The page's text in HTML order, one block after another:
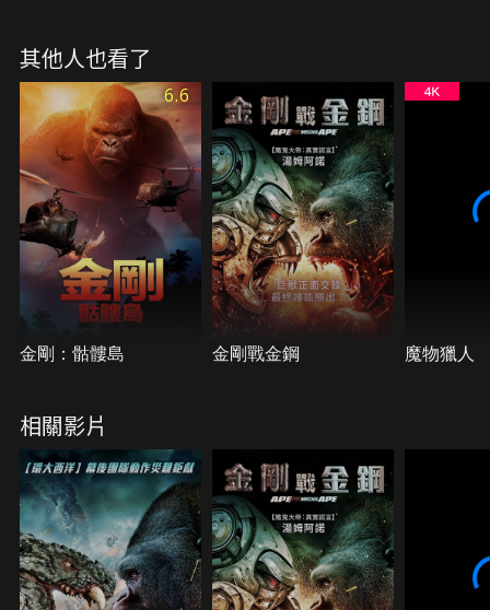
夜之間產生無法預測的突變，成為一頭力大無窮且身
手矯健的巨大猛獸，所到之處破壞殆盡。然而禍不單
行的是，其他地方也很快發現類似的大型變種生物，
像是飛狼與鱷魚…等，牠們在北美各地到處肆虐。於
是戴維斯與基因工程師凱特攜手合作，設法盡快找到
解藥，藉以終止這場毀滅性的大災難，同時拯救那位
曾經是他朋友的「喬治」。
其他人也看了
6.6
金剛：骷髏島 金剛戰金鋼 魔物獵人
相關影片